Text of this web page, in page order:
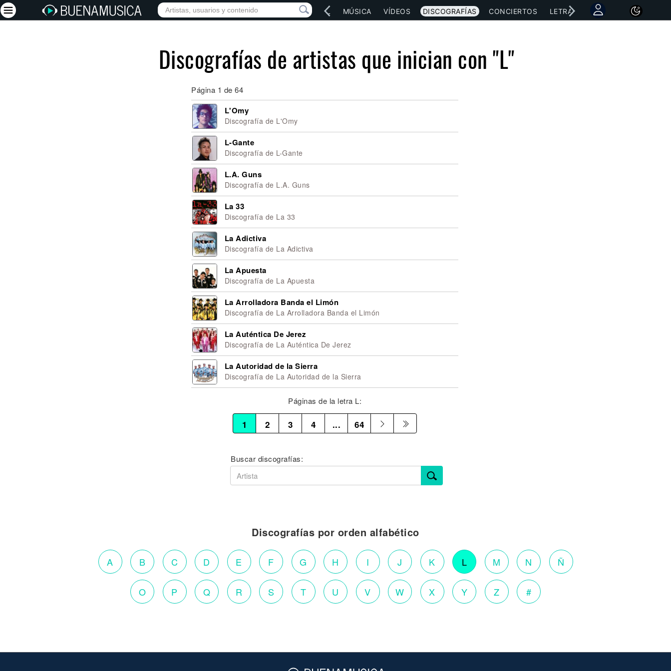
INICIO ARTISTAS RED SOCIAL MÚSICA VÍDEOS DISCOGRAFÍAS CONCIERTOS LETRAS NOTICIAS
Discografías de artistas que inician con "L"
Página 1 de 64
L'Omy
Discografía de L'Omy
L-Gante
Discografía de L-Gante
L.A. Guns
Discografía de L.A. Guns
La 33
Discografía de La 33
La Adictiva
Discografía de La Adictiva
La Apuesta
Discografía de La Apuesta
La Arrolladora Banda el Limón
Discografía de La Arrolladora Banda el Limón
La Auténtica De Jerez
Discografía de La Auténtica De Jerez
La Autoridad de la Sierra
Discografía de La Autoridad de la Sierra
Páginas de la letra L:
1 2 3 4 ... 64
Buscar discografías:
Discografías por orden alfabético
A B C D E F G H I J K L M N Ñ
O P Q R S T U V W X Y Z #